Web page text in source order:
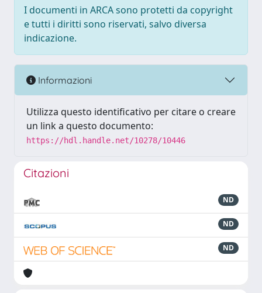
I documenti in ARCA sono protetti da copyright
e tutti i diritti sono riservati, salvo diversa
indicazione.
Informazioni
Utilizza questo identificativo per citare o creare
un link a questo documento:
https://hdl.handle.net/10278/10446
Citazioni
ND
ND
ND